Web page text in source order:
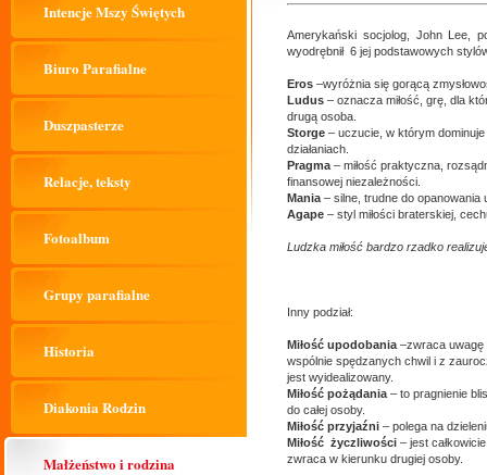
Intencje Mszy Świętych
Biuro Parafialne
Duszpasterze
Relacje, teksty
Fotoalbum
Grupy parafialne
Historia
Diakonia Rodzin
Małżeństwo i rodzina
Amerykański socjolog, John Lee,
wyodrębnił 6 jej podstawowych
Eros –wyróżnia się gorącą
Ludus – oznacza miłość, grę, dla
drugą osoba.
Storge – uczucie, w którym
działaniach.
Pragma – miłość praktyczna,
finansowej niezależności.
Mania – silne, trudne do
Agape – styl miłości braterskiej,
Ludzka miłość bardzo rzadko
Inny podział:
Miłość upodobania –zwraca uwagę
wspólnie spędzanych chwil i z
jest wyidealizowany.
Miłość pożądania – to pragnienie
do całej osoby.
Miłość przyjaźni – polega na
Miłość życzliwości – jest
zwraca w kierunku drugiej osoby.